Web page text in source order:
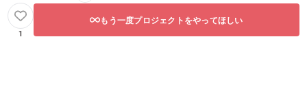
1
もう一度プロジェクトをやってほしい